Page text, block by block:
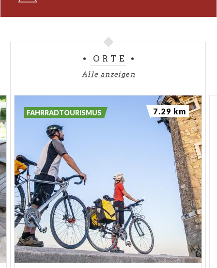
ORTE
Alle anzeigen
FAHRRADTOURISMUS 7.29 km